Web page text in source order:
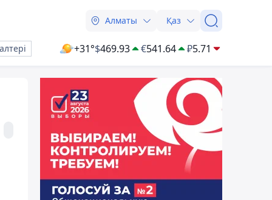
Алматы Қаз
+31°$469.93 €541.64 ₽5.71